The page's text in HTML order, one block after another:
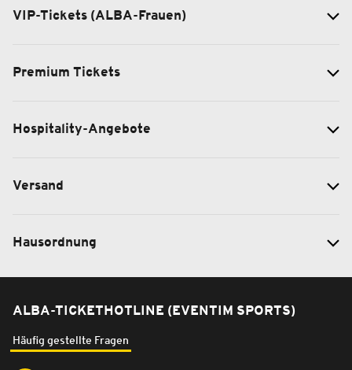
VIP-Tickets (ALBA-Frauen)
Premium Tickets
Hospitality-Angebote
Versand
Hausordnung
ALBA-TICKETHOTLINE (EVENTIM SPORTS)
Häufig gestellte Fragen